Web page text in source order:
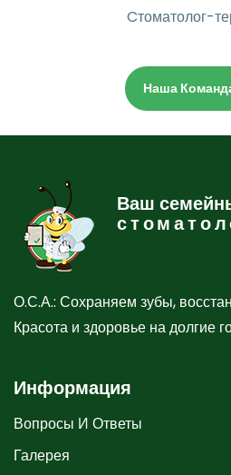
Cтоматолог-
Наша
Ваш
О.С.А.: Сохраняем зубы,
Красота и здоровье на долгие
Информация
Вопросы И Ответы
Галерея